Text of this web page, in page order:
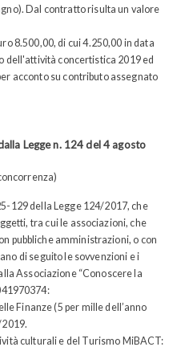
Dal contratto risulta un valore
8.500,00, di cui 4.250,00 in data
dell'attività concertistica 2019 ed
acconto su contributo assegnato
Legge n. 124 del 4 agosto
129 della Legge 124/2017, che
tra cui le associazioni, che
pubbliche amministrazioni, o con
di seguito le sovvenzioni e i
Associazione “Conoscere la
Finanze (5 per mille dell’anno
culturali e del Turismo MiBACT: